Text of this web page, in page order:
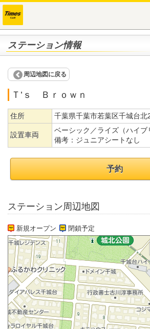
ステーション情報
周辺地図に戻る
Ｔ’ｓ Ｂｒｏｗｎ
住所 千葉県千葉市若葉区千城台北
設置車両
ベーシック／ライズ（ハイブ
備考： ジュニアシートなし
予約
ステーション周辺地図
新規オープン 閉鎖予定